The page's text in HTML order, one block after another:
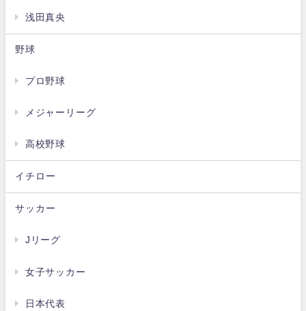
浅田真央
野球
プロ野球
メジャーリーグ
高校野球
イチロー
サッカー
Jリーグ
女子サッカー
日本代表